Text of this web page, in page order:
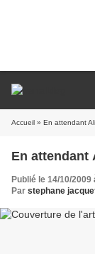
Accueil » En attendant
En attendant
Publié le 14/10/2009
Par stephane